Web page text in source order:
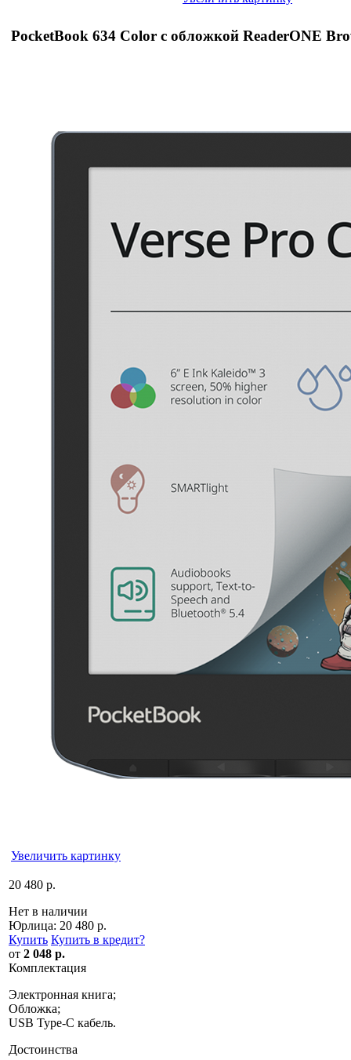
PocketBook 634 Color с обложкой ReaderONE
Увеличить картинку
20 480 р.
Нет в наличии
Юрлица: 20 480 р.
Купить Купить в кредит?
от 2 048 р.
Комплектация
Электронная книга;
Обложка;
USB Type-C кабель.
Достоинства